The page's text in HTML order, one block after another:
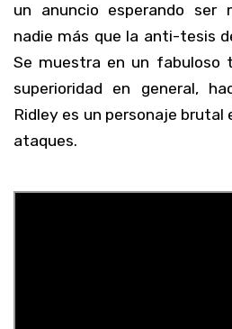
un anuncio esperando ser
nadie más que la anti-tesis
Se muestra en un fabuloso
superioridad en general,
Ridley es un personaje brutal
ataques.